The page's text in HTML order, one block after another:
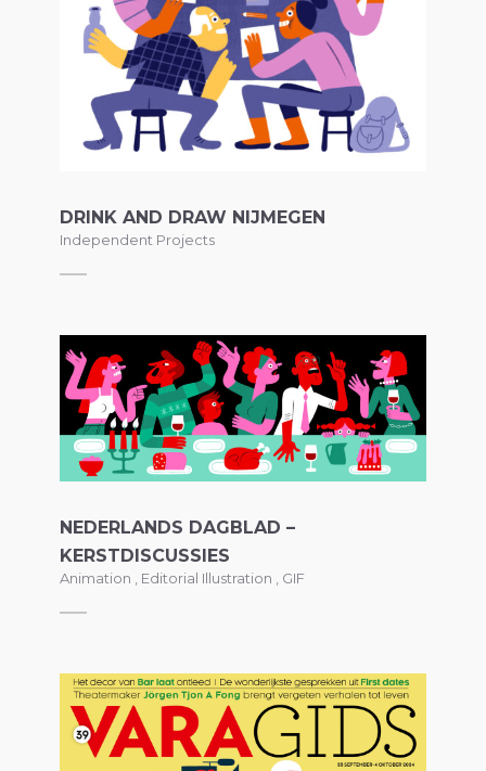
DRINK AND DRAW NIJMEGEN
Independent Projects
NEDERLANDS DAGBLAD –
KERSTDISCUSSIES
Animation Editorial Illustration GIF